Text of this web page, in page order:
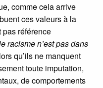
comme cela arrive
ces valeurs à la
référence
racisme n’est pas dans
qu’ils ne manquent
toute imputation,
de comportements